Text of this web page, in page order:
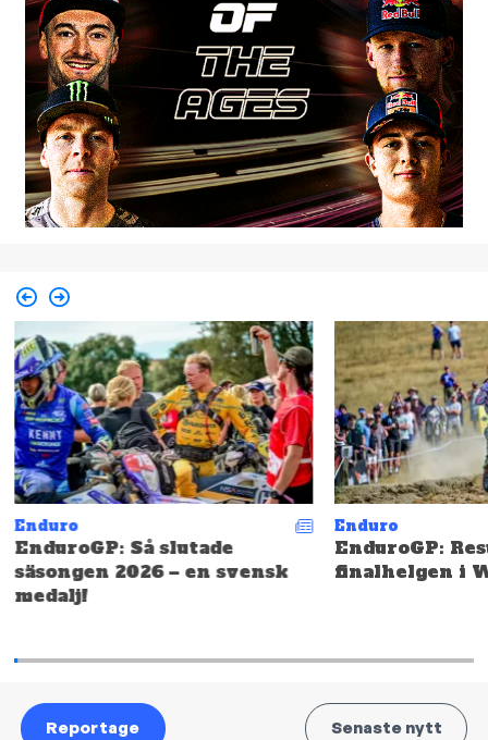
Enduro
EnduroGP: Så slutade
säsongen 2026 – en svensk
medalj!
Enduro
EnduroGP:
finalhelgen i
Reportage Senaste nytt